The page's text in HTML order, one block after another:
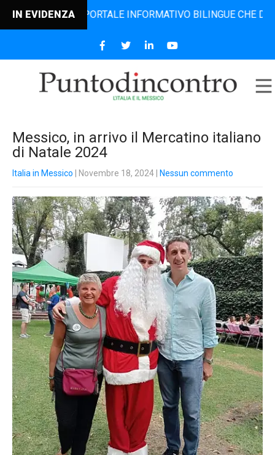
IN EVIDENZAIL PORTALE INFORMATIVO BILINGUE CHE DAL
Messico, in arrivo il Mercatino italiano
di Natale 2024
Italia in Messico | Novembre 18, 2024 Nessun commento